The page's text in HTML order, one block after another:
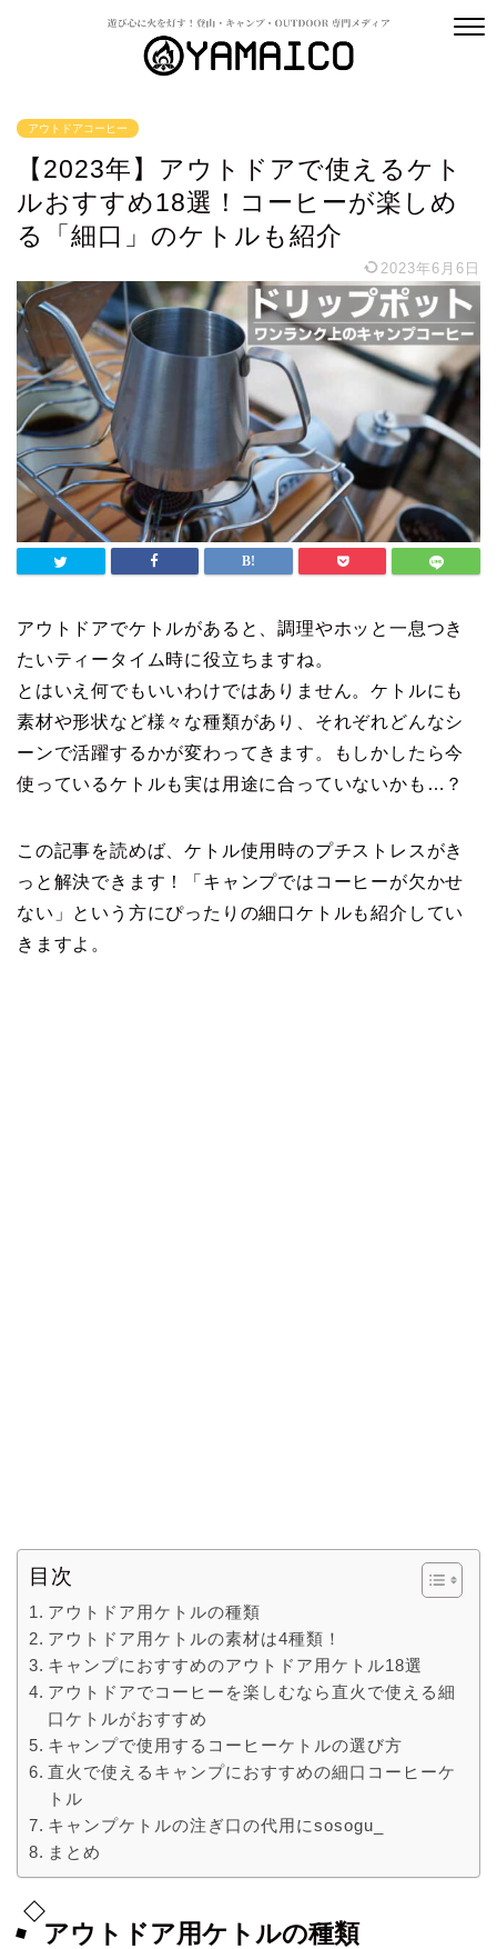
アウトドアコーヒー
【2023年】アウトドアで使えるケト
ルおすすめ18選！コーヒーが楽しめ
る「細口」のケトルも紹介
2023年6月6日
アウトドアでケトルがあると、調理やホッと一息つき
たいティータイム時に役立ちますね。
とはいえ何でもいいわけではありません。ケトルにも
素材や形状など様々な種類があり、それぞれどんなシ
ーンで活躍するかが変わってきます。もしかしたら今
使っているケトルも実は用途に合っていないかも…？
この記事を読めば、ケトル使用時のプチストレスがき
っと解決できます！「キャンプではコーヒーが欠かせ
ない」という方にぴったりの細口ケトルも紹介してい
きますよ。
目次
アウトドア用ケトルの種類
アウトドア用ケトルの素材は4種類！
キャンプにおすすめのアウトドア用ケトル18選
アウトドアでコーヒーを楽しむなら直火で使える細
口ケトルがおすすめ
キャンプで使用するコーヒーケトルの選び方
直火で使えるキャンプにおすすめの細口コーヒーケ
トル
キャンプケトルの注ぎ口の代用にsosogu_
まとめ
アウトドア用ケトルの種類